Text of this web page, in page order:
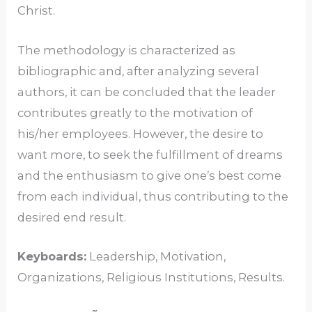
Christ.
The methodology is characterized as
bibliographic and, after analyzing several
authors, it can be concluded that the leader
contributes greatly to the motivation of
his/her employees. However, the desire to
want more, to seek the fulfillment of dreams
and the enthusiasm to give one’s best come
from each individual, thus contributing to the
desired end result.
Keyboards: Leadership, Motivation,
Organizations, Religious Institutions, Results.